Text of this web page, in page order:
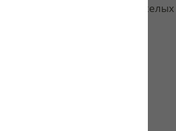
симптомы амебиаза. В тяжелых